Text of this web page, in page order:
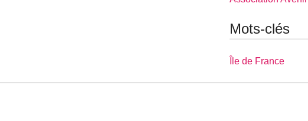
Mots-clés
Île de France